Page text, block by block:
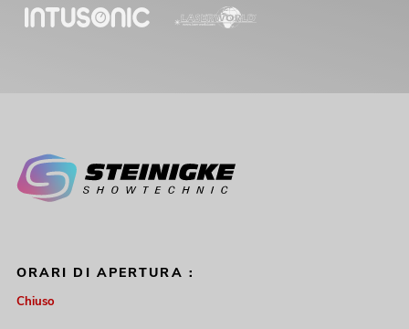
ORARI DI APERTURA :
Chiuso